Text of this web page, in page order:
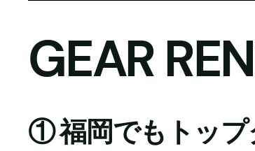
GEAR
① 福岡でもトップ